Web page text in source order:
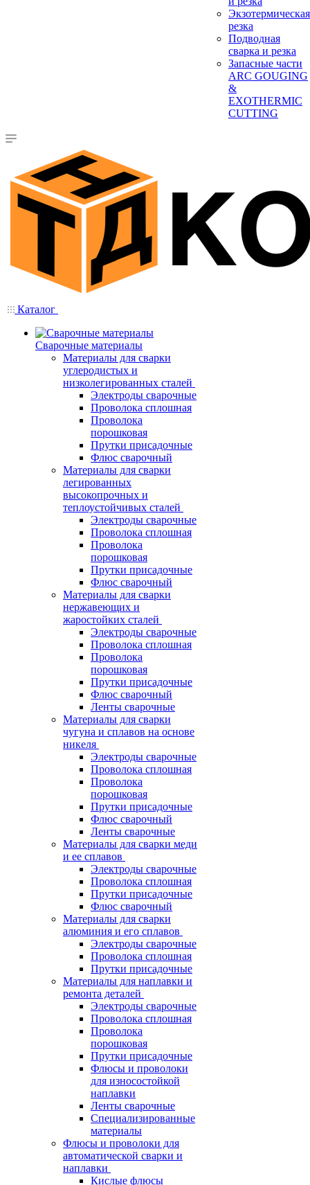
Экзотермическая
резка
Подводная
сварка и резка
Запасные части
ARC GOUGING
&
EXOTHERMIC
CUTTING
Каталог
Сварочные материалы
Материалы для сварки
углеродистых и
низколегированных сталей
Электроды сварочные
Проволока сплошная
Проволока
порошковая
Прутки присадочные
Флюс сварочный
Материалы для сварки
легированных
высокопрочных и
теплоустойчивых сталей
Электроды сварочные
Проволока сплошная
Проволока
порошковая
Прутки присадочные
Флюс сварочный
Материалы для сварки
нержавеющих и
жаростойких сталей
Электроды сварочные
Проволока сплошная
Проволока
порошковая
Прутки присадочные
Флюс сварочный
Ленты сварочные
Материалы для сварки
чугуна и сплавов на основе
никеля
Электроды сварочные
Проволока сплошная
Проволока
порошковая
Прутки присадочные
Флюс сварочный
Ленты сварочные
Материалы для сварки меди
и ее сплавов
Электроды сварочные
Проволока сплошная
Прутки присадочные
Флюс сварочный
Материалы для сварки
алюминия и его сплавов
Электроды сварочные
Проволока сплошная
Прутки присадочные
Материалы для наплавки и
ремонта деталей
Электроды сварочные
Проволока сплошная
Проволока
порошковая
Прутки присадочные
Флюсы и проволоки
для износостойкой
наплавки
Ленты сварочные
Специализированные
материалы
Флюсы и проволоки для
автоматической сварки и
наплавки
Кислые флюсы